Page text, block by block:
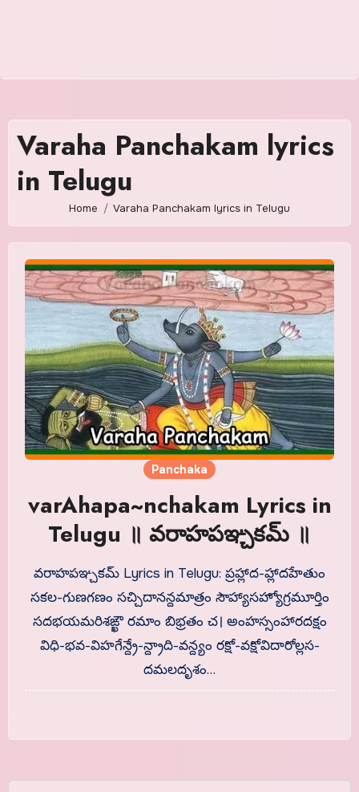
Varaha Panchakam lyrics
in Telugu
Home Varaha Panchakam lyrics in Telugu
Panchaka
varAhapa~nchakam Lyrics in
Telugu ॥ వరాహపఞ్చకమ్ ॥
వరాహపఞ్చకమ్ Lyrics in Telugu: ప్రహ్లాద-హ్లాదహేతుం
సకల-గుణగణం సచ్చిదానన్దమాత్రం సౌహ్యాసహ్యోగ్రమూర్తిం
సదభయమరిశఙ్ఖౌ రమాం బిభ్రతం చ। అంహస్సంహారదక్షం
విధి-భవ-విహగేన్ద్రే-న్ద్రాది-వన్ద్యం రక్షో-వక్షోవిదారోల్లస-
దమలదృశం…